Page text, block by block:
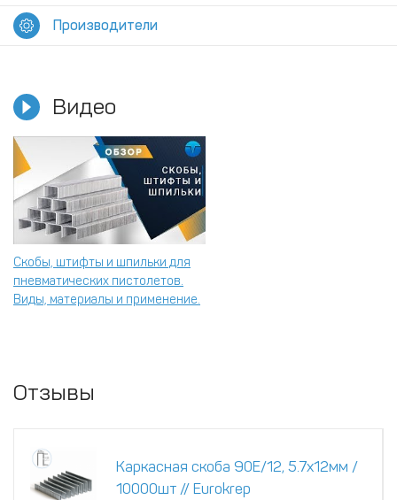
Производители
Видео
Скобы, штифты и шпильки для
пневматических пистолетов.
Виды, материалы и применение.
Отзывы
Каркасная скоба 90Е/12, 5.7х12мм /
10000шт // Eurokrep